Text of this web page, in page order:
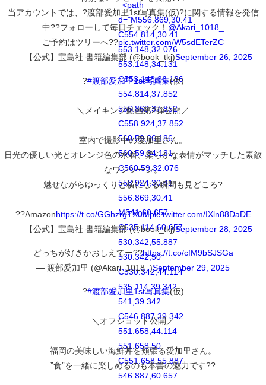
<path
d="M556.869,30.41
C554.814,30.41
553.148,32.076
553.148,34.131
C553.148,36.186
554.814,37.852
556.869,37.852
C558.924,37.852
560.59,36.186
560.59,34.131
C560.59,32.076
558.924,30.41
556.869,30.41
M541,60.657
C535.114,60.657
530.342,55.887
530.342,50
C530.342,44.114
535.114,39.342
541,39.342
C546.887,39.342
551.658,44.114
551.658,50
C551.658,55.887
546.887,60.657
当アカウントでは、?渡部愛加里1st写真集(仮)?に関する情報を発信
中??フォローして毎日チェック！ @Akari_1018_
ご予約はツリーへ??pic.twitter.com/W5sdETerZC
— 【公式】宝島社 書籍編集部 (@book_tkj)September 26, 2025
?#渡部愛加里1st写真集(仮)
＼メイキング動画第2弾公開／
室内で撮影中の愛加里さん。
日光の優しい光とオレンジ色の水着、柔らかな表情がマッチした素敵
なワンシーン。
魅せながらゆっくりと横になる瞬間も見どころ?
??Amazonhttps://t.co/GGhzrgTX0Mpic.twitter.com/IXln88DaDE
— 【公式】宝島社 書籍編集部 (@book_tkj)September 28, 2025
どっちが好きかおしえてー??https://t.co/cfM9bSJSGa
— 渡部愛加里 (@Akari_1018_)September 29, 2025
?#渡部愛加里1st写真集(仮)
＼オフショット公開／
福岡の美味しい海鮮丼を頬張る愛加里さん。
”食”を一緒に楽しめるのも本書の魅力です??